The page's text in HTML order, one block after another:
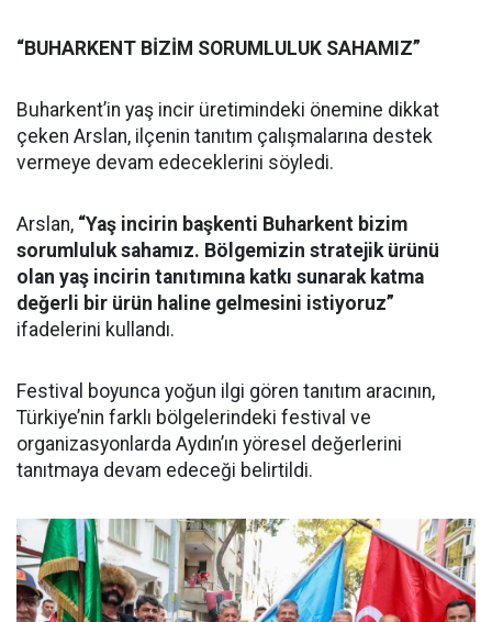
“BUHARKENT BİZİM SORUMLULUK SAHAMIZ”
Buharkent’in yaş incir üretimindeki önemine dikkat
çeken Arslan, ilçenin tanıtım çalışmalarına destek
vermeye devam edeceklerini söyledi.
Arslan, “Yaş incirin başkenti Buharkent bizim
sorumluluk sahamız. Bölgemizin stratejik ürünü
olan yaş incirin tanıtımına katkı sunarak katma
değerli bir ürün haline gelmesini istiyoruz”
ifadelerini kullandı.
Festival boyunca yoğun ilgi gören tanıtım aracının,
Türkiye’nin farklı bölgelerindeki festival ve
organizasyonlarda Aydın’ın yöresel değerlerini
tanıtmaya devam edeceği belirtildi.